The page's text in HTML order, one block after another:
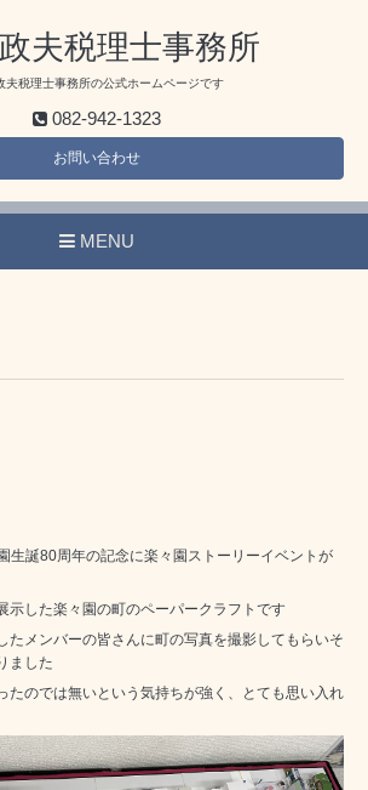
夫税理士事務所
夫税理士事務所の公式ホームページです
082-942-1323
お問い合わせ
MENU
生誕80周年の記念に楽々園ストーリーイベントが
示した楽々園の町のペーパークラフトです
たメンバーの皆さんに町の写真を撮影してもらいそ
ました
たのでは無いという気持ちが強く、とても思い入れ